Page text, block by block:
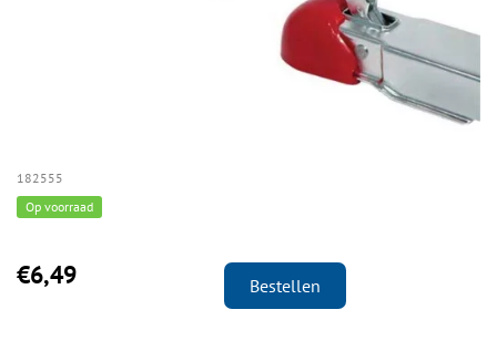
182555
Op voorraad
€6,49 Bestellen